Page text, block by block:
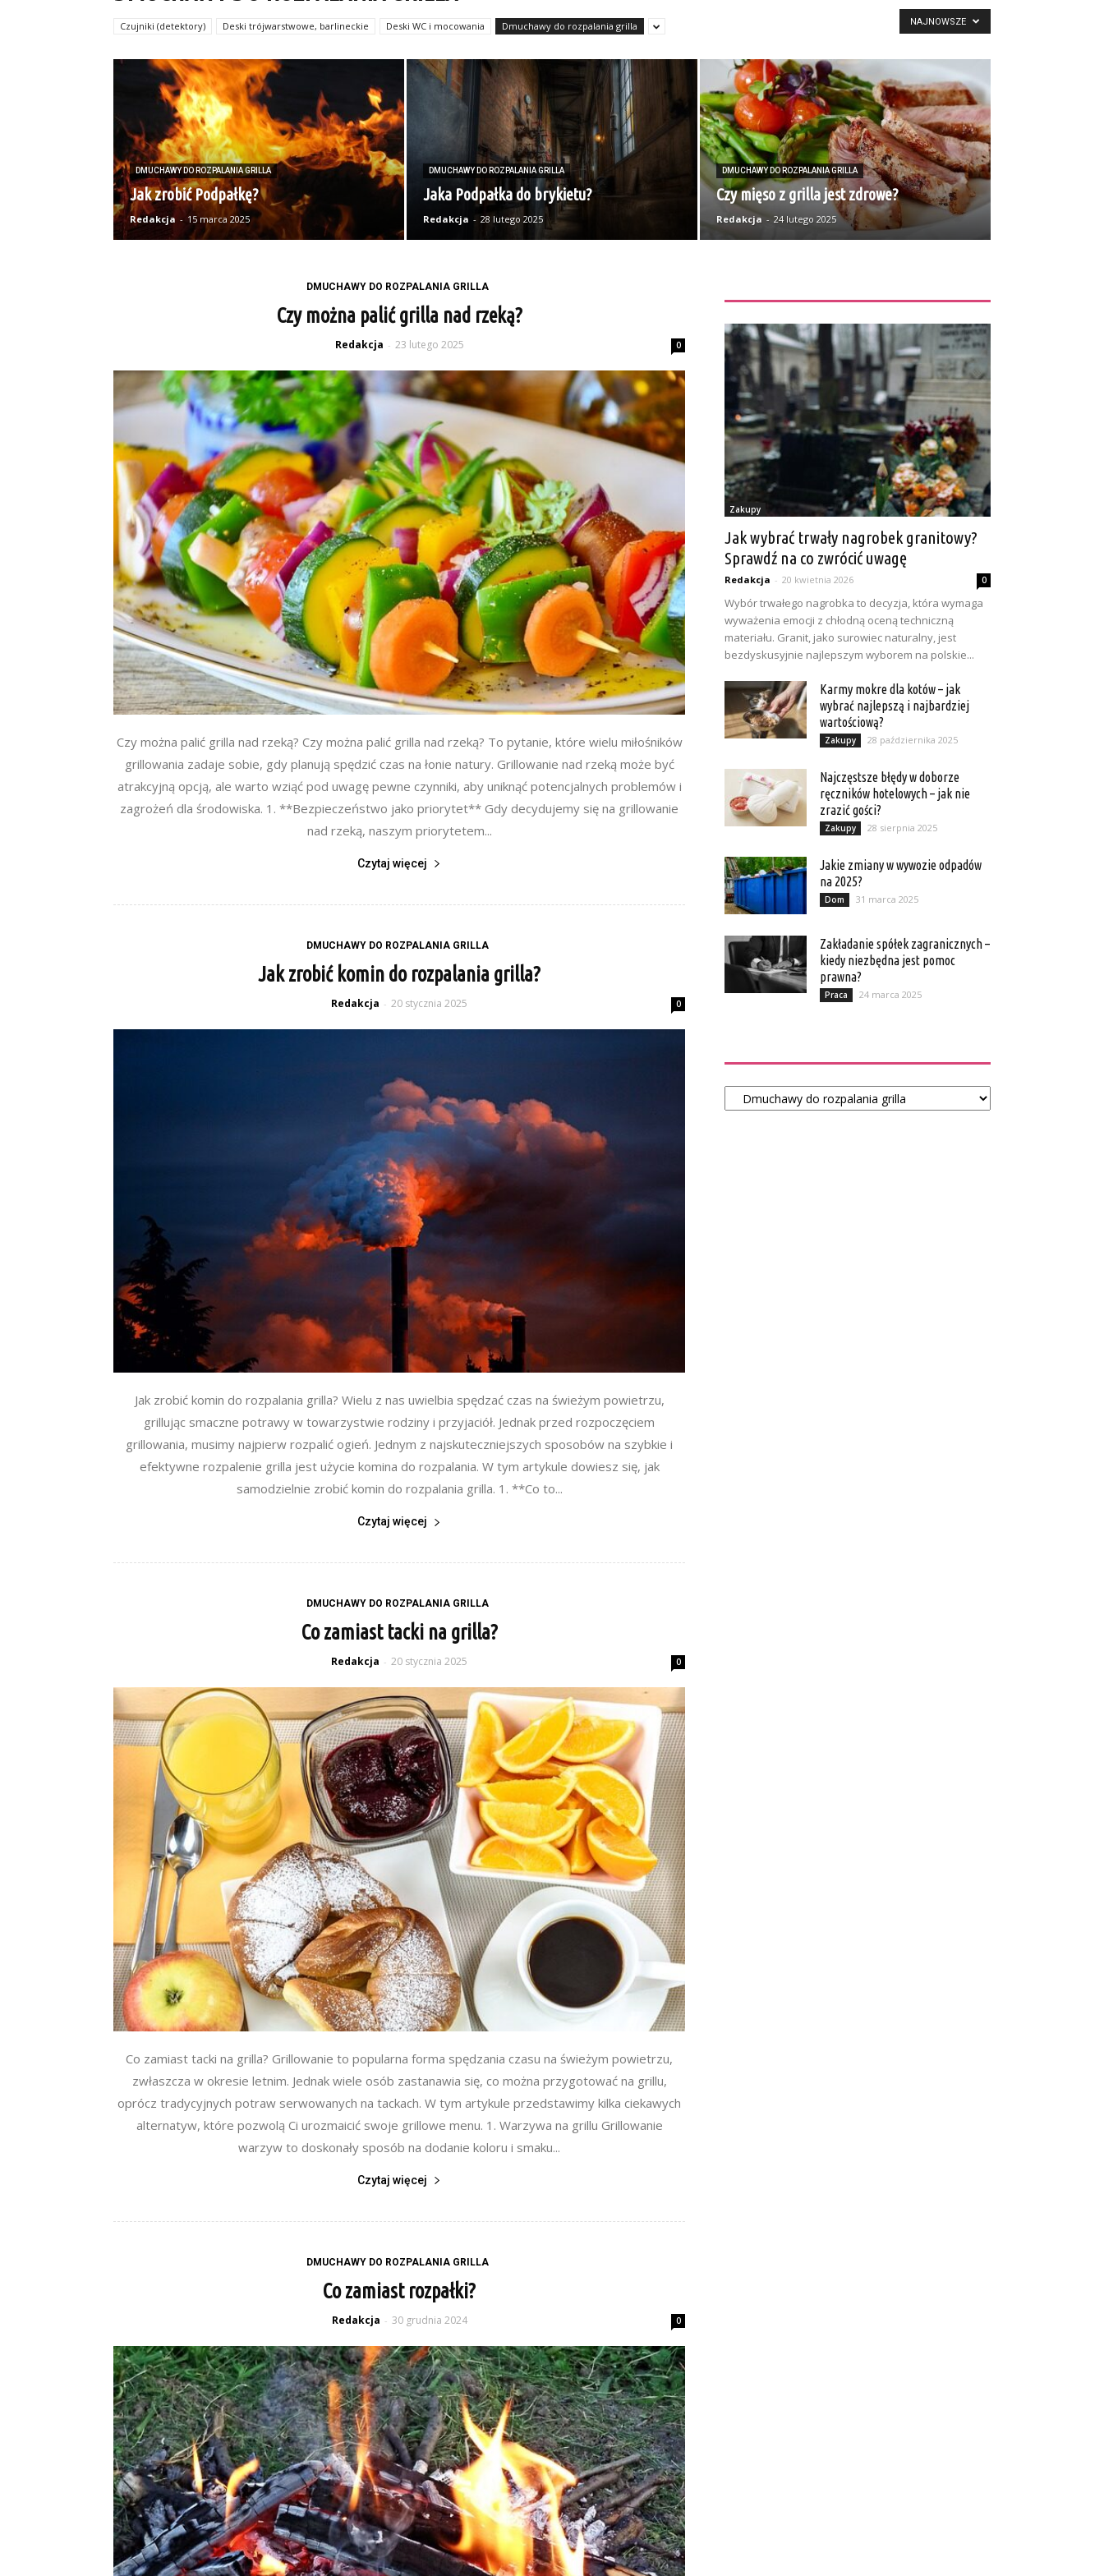
Czujniki (detektory) Deski trójwarstwowe, barlineckie Deski WC i mocowania Dmuchawy do rozpalania grilla NAJNOWSZE
DMUCHAWY DO ROZPALANIA GRILLA
Jak zrobić Podpałkę?
Redakcja - 15 marca 2025
DMUCHAWY DO ROZPALANIA GRILLA
Jaka Podpałka do brykietu?
Redakcja - 28 lutego 2025
DMUCHAWY DO ROZPALANIA GRILLA
Czy mięso z grilla jest zdrowe?
Redakcja - 24 lutego 2025
DMUCHAWY DO ROZPALANIA GRILLA
Czy można palić grilla nad rzeką?
Redakcja - 23 lutego 2025 0
Czy można palić grilla nad rzeką? Czy można palić grilla nad rzeką? To pytanie, które wielu miłośników
grillowania zadaje sobie, gdy planują spędzić czas na łonie natury. Grillowanie nad rzeką może być
atrakcyjną opcją, ale warto wziąć pod uwagę pewne czynniki, aby uniknąć potencjalnych problemów i
zagrożeń dla środowiska. 1. **Bezpieczeństwo jako priorytet** Gdy decydujemy się na grillowanie
nad rzeką, naszym priorytetem...
Czytaj więcej
DMUCHAWY DO ROZPALANIA GRILLA
Jak zrobić komin do rozpalania grilla?
Redakcja - 20 stycznia 2025 0
Jak zrobić komin do rozpalania grilla? Wielu z nas uwielbia spędzać czas na świeżym powietrzu,
grillując smaczne potrawy w towarzystwie rodziny i przyjaciół. Jednak przed rozpoczęciem
grillowania, musimy najpierw rozpalić ogień. Jednym z najskuteczniejszych sposobów na szybkie i
efektywne rozpalenie grilla jest użycie komina do rozpalania. W tym artykule dowiesz się, jak
samodzielnie zrobić komin do rozpalania grilla. 1. **Co to...
Czytaj więcej
DMUCHAWY DO ROZPALANIA GRILLA
Co zamiast tacki na grilla?
Redakcja - 20 stycznia 2025 0
Co zamiast tacki na grilla? Grillowanie to popularna forma spędzania czasu na świeżym powietrzu,
zwłaszcza w okresie letnim. Jednak wiele osób zastanawia się, co można przygotować na grillu,
oprócz tradycyjnych potraw serwowanych na tackach. W tym artykule przedstawimy kilka ciekawych
alternatyw, które pozwolą Ci urozmaicić swoje grillowe menu. 1. Warzywa na grillu Grillowanie
warzyw to doskonały sposób na dodanie koloru i smaku...
Czytaj więcej
DMUCHAWY DO ROZPALANIA GRILLA
Co zamiast rozpałki?
Redakcja - 30 grudnia 2024 0
Zakupy
Jak wybrać trwały nagrobek granitowy?
Sprawdź na co zwrócić uwagę
Redakcja - 20 kwietnia 2026 0
Wybór trwałego nagrobka to decyzja, która wymaga
wyważenia emocji z chłodną oceną techniczną
materiału. Granit, jako surowiec naturalny, jest
bezdyskusyjnie najlepszym wyborem na polskie...
Karmy mokre dla kotów – jak
wybrać najlepszą i najbardziej
wartościową?
Zakupy 28 października 2025
Najczęstsze błędy w doborze
ręczników hotelowych – jak nie
zrazić gości?
Zakupy 28 sierpnia 2025
Jakie zmiany w wywozie odpadów
na 2025?
Dom 31 marca 2025
Zakładanie spółek zagranicznych –
kiedy niezbędna jest pomoc
prawna?
Praca 24 marca 2025
Kategorie